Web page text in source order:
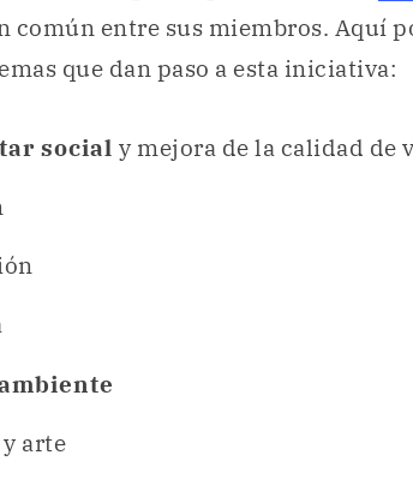
común entre sus miembros. Aquí
que dan paso a esta iniciativa:
social y mejora de la calidad de
arte